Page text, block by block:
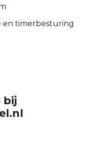
en timerbesturing
bij